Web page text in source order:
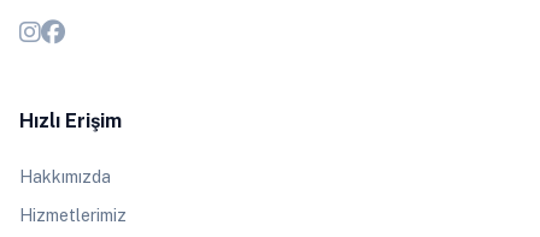
Hızlı Erişim
Hakkımızda
Hizmetlerimiz